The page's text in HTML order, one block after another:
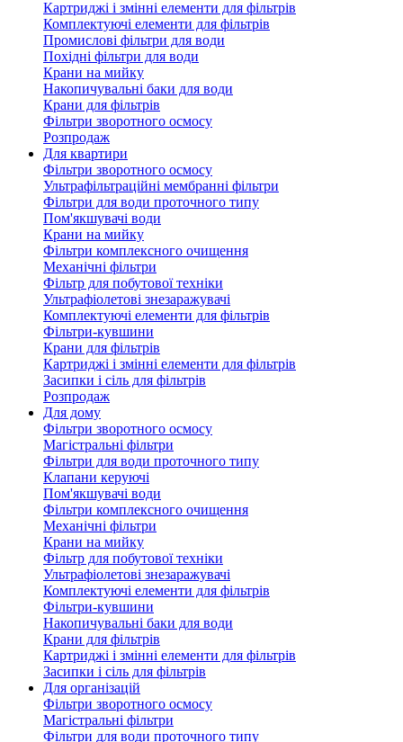
Картриджі і змінні елементи для фільтрів
Комплектуючі елементи для фільтрів
Промислові фільтри для води
Похідні фільтри для води
Крани на мийку
Накопичувальні баки для води
Крани для фільтрів
Фільтри зворотного осмосу
Розпродаж
Для квартири
Фільтри зворотного осмосу
Ультрафільтраційні мембранні фільтри
Фільтри для води проточного типу
Пом'якшувачі води
Крани на мийку
Фільтри комплексного очищення
Механічні фільтри
Фільтр для побутової техніки
Ультрафіолетові знезаражувачі
Комплектуючі елементи для фільтрів
Фільтри-кувшини
Крани для фільтрів
Картриджі і змінні елементи для фільтрів
Засипки і сіль для фільтрів
Розпродаж
Для дому
Фільтри зворотного осмосу
Магістральні фільтри
Фільтри для води проточного типу
Клапани керуючі
Пом'якшувачі води
Фільтри комплексного очищення
Механічні фільтри
Крани на мийку
Фільтр для побутової техніки
Ультрафіолетові знезаражувачі
Комплектуючі елементи для фільтрів
Фільтри-кувшини
Накопичувальні баки для води
Крани для фільтрів
Картриджі і змінні елементи для фільтрів
Засипки і сіль для фільтрів
Для організацій
Фільтри зворотного осмосу
Магістральні фільтри
Фільтри для води проточного типу